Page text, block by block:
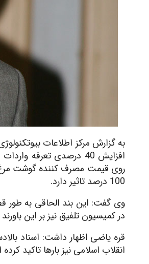
به گزارش مرکز اطلاعات
افزایش 40 درصدی
100 درصد تاثیر دارد.
وی گفت: این بند الحاقی به طور
در کمیسیون تلفیق نیز بر این
قره یاضی اظهار داشت: اسناد
انقلاب اسلامی نیز بارها تاکید